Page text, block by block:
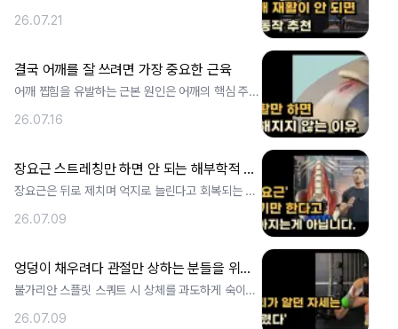
26.07.21
결국 어깨를 잘 쓰려면 가장 중요한 근육
어깨 찝힘을 유발하는 근본 원인은 어깨의 핵심 주동
26.07.16
장요근 스트레칭만 하면 안 되는 해부학적 원인과 진짜 장요근 강화 운동법
장요근은 뒤로 제치며 억지로 늘린다고 회복되는 근
26.07.09
엉덩이 채우려다 관절만 상하는 분들을 위한 불가리안 스플릿 스쿼트의 정석
불가리안 스플릿 스쿼트 시 상체를 과도하게 숙이는
26.07.09